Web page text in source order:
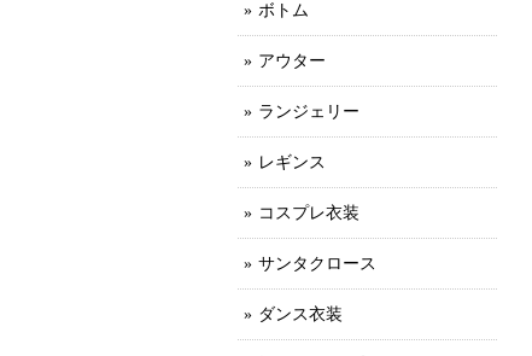
ボトム
アウター
ランジェリー
レギンス
コスプレ衣装
サンタクロース
ダンス衣装